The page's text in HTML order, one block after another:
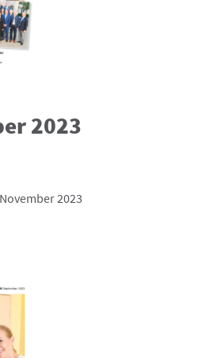
2023
2023